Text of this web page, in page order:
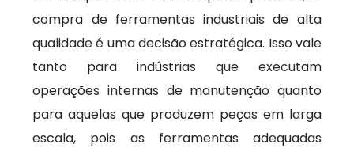
compra de ferramentas industriais de alta
qualidade é uma decisão estratégica. Isso vale
tanto para indústrias que executam
operações internas de manutenção quanto
para aquelas que produzem peças em larga
escala, pois as ferramentas adequadas